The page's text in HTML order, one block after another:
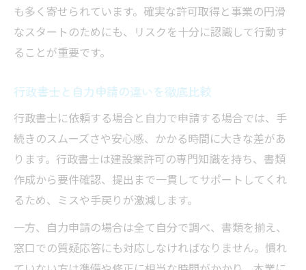
も多く寄せられています。確実な許可取得と事業の円滑
なスタートのためにも、リスクを十分に認識して行動す
ることが重要です。
行政書士と自力申請の違いを徹底比較
行政書士に依頼する場合と自力で申請する場合では、手
続きのスムーズさや安心感、かかる時間に大きな差があ
ります。行政書士は建設業許可の専門知識を持ち、書類
作成から要件確認、提出まで一貫してサポートしてくれ
るため、ミスや手戻りが激減します。
一方、自力申請の場合は全て自分で調べ、書類を揃え、
窓口での質疑応答にも対応しなければなりません。慣れ